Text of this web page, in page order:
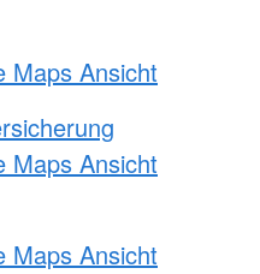
Maps Ansicht
Maps Ansicht
Maps Ansicht